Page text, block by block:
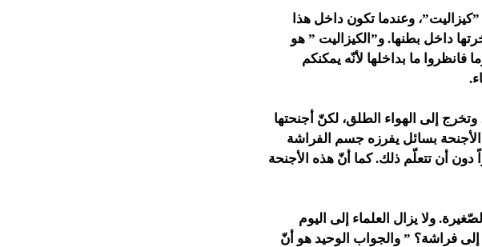
وعندما تكون داخل هذا
داخل بطنها. و”الكيزاليت ” هو
ما بداخلها لأنّه يمكنكم
إلى الهواء الطلق، لكنّ أجنحتها
الأجنحة بسائل يفرزه جسم الفراشة
أن تتعلّم ذلك. كما أنّ هذه الأجنحة
ولا يزال العلماء إلى اليوم
فراشة؟ ” والجواب الوحيد هو أنّ